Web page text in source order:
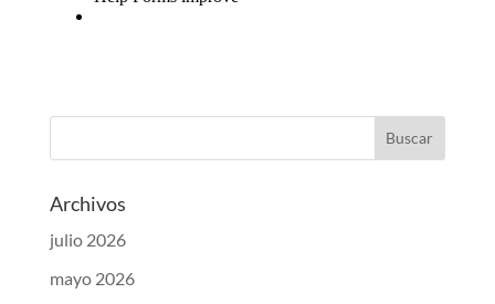
Archivos
julio 2026
mayo 2026